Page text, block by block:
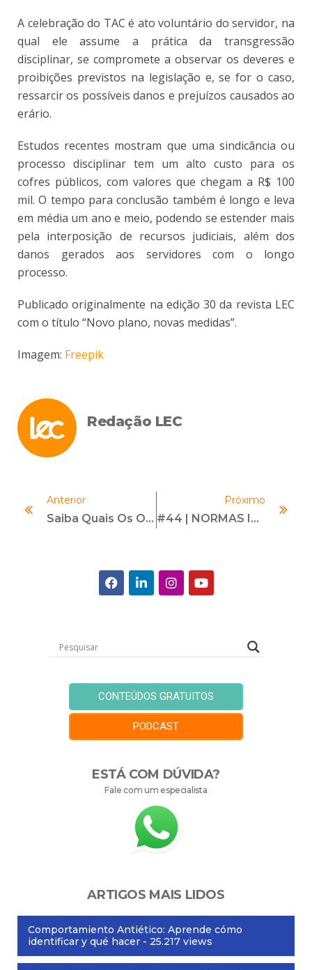
A celebração do TAC é ato voluntário do servidor, na
qual ele assume a prática da transgressão
disciplinar, se compromete a observar os deveres e
proibições previstos na legislação e, se for o caso,
ressarcir os possíveis danos e prejuízos causados ao
erário.
Estudos recentes mostram que uma sindicância ou
processo disciplinar tem um alto custo para os
cofres públicos, com valores que chegam a R$ 100
mil. O tempo para conclusão também é longo e leva
em média um ano e meio, podendo se estender mais
pela interposição de recursos judiciais, além dos
danos gerados aos servidores com o longo
processo.
Publicado originalmente na edição 30 da revista LEC
com o título “Novo plano, novas medidas”.
Imagem: Freepik
Redação LEC
Anterior
Saiba Quais Os Objetivos Do Curso De Proteção De Dados
Próximo
#44 | NORMAS ISO E A NOVA CERTIFICAÇÃO 37301 | Com Marília Zulini E Carlos Ayres
CONTEÚDOS GRATUITOS
PODCAST
ESTÁ COM DÚVIDA?
Fale com um especialista
ARTIGOS MAIS LIDOS
Comportamiento Antiético: Aprende cómo
identificar y qué hacer - 25.217 views